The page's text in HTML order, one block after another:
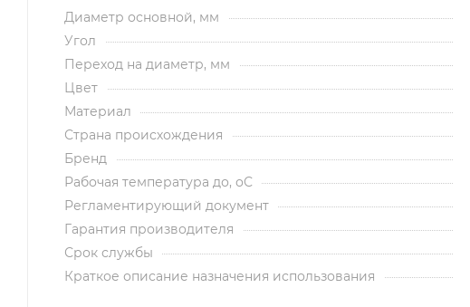
Диаметр основной, мм
Угол
Переход на диаметр, мм
Цвет
Материал
Страна происхождения
Бренд
Рабочая температура до, оС
Регламентирующий документ
Гарантия производителя
Срок службы
Краткое описание назначения использования